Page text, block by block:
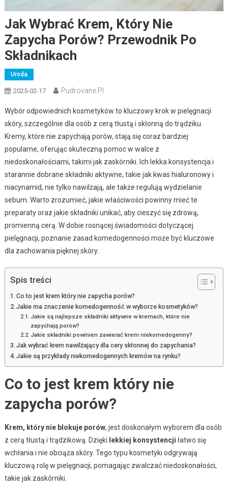
Jak Wybrać Krem, Który Nie
Zapycha Porów? Przewodnik Po
Składnikach
Uroda
2025-02-17 Pudrovane.pl
Wybór odpowiednich kosmetyków to kluczowy krok w pielęgnacji
skóry, szczególnie dla osób z cerą tłustą i skłonną do trądziku.
Kremy, które nie zapychają porów, stają się coraz bardziej
popularne, oferując skuteczną pomoc w walce z
niedoskonałościami, takimi jak zaskórniki. Ich lekka konsystencja i
starannie dobrane składniki aktywne, takie jak kwas hialuronowy i
niacynamid, nie tylko nawilżają, ale także regulują wydzielanie
sebum. Warto zrozumieć, jakie właściwości powinny mieć te
preparaty oraz jakie składniki unikać, aby cieszyć się zdrową,
promienną cerą. W dobie rosnącej świadomości dotyczącej
pielęgnacji, poznanie zasad komedogenności może być kluczowe
dla zachowania pięknej skóry.
Spis treści
Co to jest krem który nie zapycha porów?
Jakie ma znaczenie komedogenność w wyborze kosmetyków?
Jakie są najlepsze składniki aktywne w kremach, które nie
zapychają porów?
Jakie składniki powinien zawierać krem niekomedogenny?
Jak wybrać krem nawilżający dla cery skłonnej do zapychania?
Jakie są przykłady niekomedogennych kremów na rynku?
Co to jest krem który nie
zapycha porów?
Krem, który nie blokuje porów, jest doskonałym wyborem dla osób
z cerą tłustą i trądzikową. Dzięki lekkiej konsystencji łatwo się
wchłania i nie obciąża skóry. Tego typu kosmetyki odgrywają
kluczową rolę w pielęgnacji, pomagając zwalczać niedoskonałości,
takie jak zaskórniki.